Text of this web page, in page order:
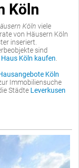
Köln
Köln viele
von Häusern Köln
inseriert.
sind
Haus Köln kaufen
Köln
Immobiliensuche
Städte Leverkusen